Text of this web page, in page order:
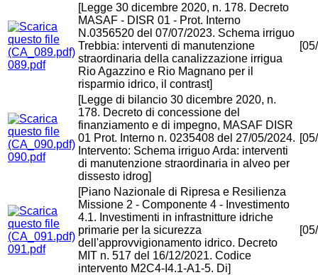
089.pdf
[Legge 30 dicembre 2020, n. 178. Decreto
MASAF - DISR 01 - Prot. Interno
N.0356520 del 07/07/2023. Schema irriguo
Trebbia: interventi di manutenzione
straordinaria della canalizzazione irrigua
Rio Agazzino e Rio Magnano per il
risparmio idrico, il contrast]
090.pdf
[Legge di bilancio 30 dicembre 2020, n.
178. Decreto di concessione del
finanziamento e di impegno, MASAF DISR
01 Prot. Interno n. 0235408 del 27/05/2024.
Intervento: Schema irriguo Arda: interventi
di manutenzione straordinaria in alveo per
dissesto idrog]
091.pdf
[Piano Nazionale di Ripresa e Resilienza
Missione 2 - Componente 4 - Investimento
4.1. Investimenti in infrastnitture idriche
primarie per la sicurezza
dell'approvvigionamento idrico. Decreto
MIT n. 517 del 16/12/2021. Codice
intervento M2C4-I4.1-A1-5. Di]